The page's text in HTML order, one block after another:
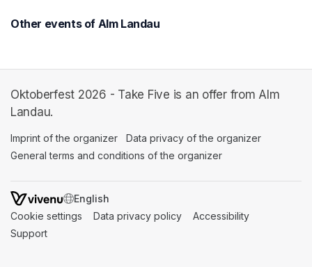
Other events of Alm Landau
Oktoberfest 2026 - Take Five is an offer from Alm
Landau.
Imprint of the organizer (opens in a new tab)
Data privacy of the organizer
General terms and conditions of the organizer
SWITCH LANGUAGE
Cookie settings (opens in a new tab)
Data privacy policy (opens in a new tab)
Accessibility
Support